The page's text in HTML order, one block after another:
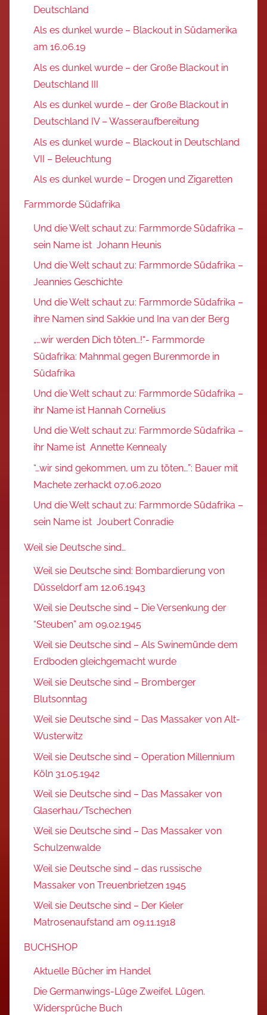
Deutschland
Als es dunkel wurde – Blackout in Südamerika
am 16.06.19
Als es dunkel wurde – der Große Blackout in
Deutschland III
Als es dunkel wurde – der Große Blackout in
Deutschland IV – Wasseraufbereitung
Als es dunkel wurde – Blackout in Deutschland
VII – Beleuchtung
Als es dunkel wurde – Drogen und Zigaretten
Farmmorde Südafrika
Und die Welt schaut zu: Farmmorde Südafrika –
sein Name ist Johann Heunis
Und die Welt schaut zu: Farmmorde Südafrika –
Jeannies Geschichte
Und die Welt schaut zu: Farmmorde Südafrika –
ihre Namen sind Sakkie und Ina van der Berg
„…wir werden Dich töten…!“- Farmmorde
Südafrika: Mahnmal gegen Burenmorde in
Südafrika
Und die Welt schaut zu: Farmmorde Südafrika –
ihr Name ist Hannah Cornelius
Und die Welt schaut zu: Farmmorde Südafrika –
ihr Name ist Annette Kennealy
“…wir sind gekommen, um zu töten…”: Bauer mit
Machete zerhackt 07.06.2020
Und die Welt schaut zu: Farmmorde Südafrika –
sein Name ist Joubert Conradie
Weil sie Deutsche sind…
Weil sie Deutsche sind: Bombardierung von
Düsseldorf am 12.06.1943
Weil sie Deutsche sind – Die Versenkung der
“Steuben” am 09.02.1945
Weil sie Deutsche sind – Als Swinemünde dem
Erdboden gleichgemacht wurde
Weil sie Deutsche sind – Bromberger
Blutsonntag
Weil sie Deutsche sind – Das Massaker von Alt-
Wusterwitz
Weil sie Deutsche sind – Operation Millennium
Köln 31.05.1942
Weil sie Deutsche sind – Das Massaker von
Glaserhau/Tschechen
Weil sie Deutsche sind – Das Massaker von
Schulzenwalde
Weil sie Deutsche sind – das russische
Massaker von Treuenbrietzen 1945
Weil sie Deutsche sind – Der Kieler
Matrosenaufstand am 09.11.1918
BUCHSHOP
Aktuelle Bücher im Handel
Die Germanwings-Lüge Zweifel. Lügen.
Widersprüche Buch